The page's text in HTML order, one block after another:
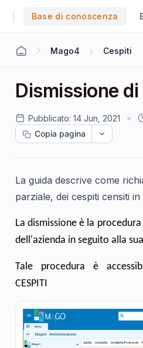
Base di conoscenza
Mago4 Cespiti
Dismissione
Pubblicato: 14 Jun, 2021
Copia pagina
La guida descrive come
parziale, dei cespiti censiti
La dismissione è la
dell'azienda in seguito alla
Tale procedura è
CESPITI